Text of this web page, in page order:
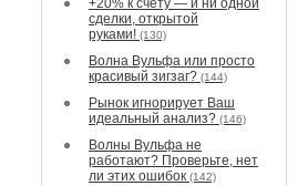
+20% к счёту — и ни одной
сделки, открытой
руками! (130)
Волна Вульфа или просто
красивый зигзаг? (144)
Рынок игнорирует Ваш
идеальный анализ? (146)
Волны Вульфа не
работают? Проверьте, нет
ли этих ошибок (142)